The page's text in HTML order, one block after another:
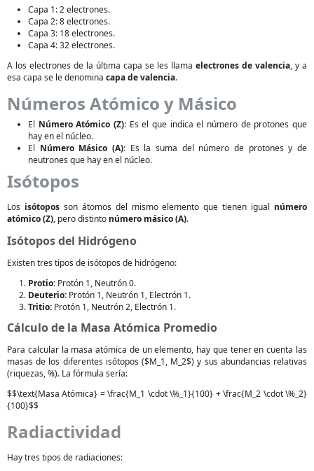
Capa 1: 2 electrones.
Capa 2: 8 electrones.
Capa 3: 18 electrones.
Capa 4: 32 electrones.
A los electrones de la última capa se les llama electrones de valencia, y a
esa capa se le denomina capa de valencia.
Números Atómico y Másico
El Número Atómico (Z): Es el que indica el número de protones que
hay en el núcleo.
El Número Másico (A): Es la suma del número de protones y de
neutrones que hay en el núcleo.
Isótopos
Los isótoposson átomos del mismo elemento que tienen igual número
atómico (Z), pero distinto número másico (A).
Isótopos del Hidrógeno
Existen tres tipos de isótopos de hidrógeno:
Protio: Protón 1, Neutrón 0.
Deuterio: Protón 1, Neutrón 1, Electrón 1.
Tritio: Protón 1, Neutrón 2, Electrón 1.
Cálculo de la Masa Atómica Promedio
Para calcular la masa atómica de un elemento, hay que tener en cuenta las
masas de los diferentes isótopos ($M_1, M_2$) y sus abundancias relativas
(riquezas, %). La fórmula sería:
$$\text{Masa Atómica} = \frac{M_1 \cdot \%_1}{100} + \frac{M_2 \cdot \%_2}
{100}$$
Radiactividad
Hay tres tipos de radiaciones: